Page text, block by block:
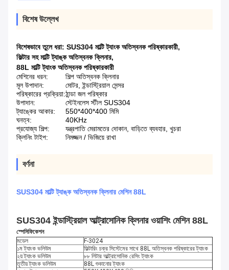
বিশেষ উল্লেখ
বিশেষভাবে তুলে ধরা: SUS304 মাল্টি ট্যাংক অতিস্বনক পরিষ্কারকারী,
ফিল্টার সহ মাল্টি ট্যাঙ্ক অতিস্বনক ক্লিনার,
88L মাল্টি ট্যাংক অতিস্বনক পরিষ্কারকারী
মেশিনের ধরন:
শিল্প অতিস্বনক ক্লিনার
মূল উপাদান:
মোটর, ইন্ডাস্ট্রিয়াল সেন্সর
পরিষ্কারের প্রক্রিয়া:ঠান্ডা জল পরিষ্কার
উপাদান:
স্টেইনলেস স্টীল SUS304
ট্যাঙ্কের আকার:
550*400*400 মিমি
ঘনত্ব:
40KHz
প্রযোজ্য শিল্প:
যন্ত্রপাতি মেরামতের দোকান, বাড়িতে ব্যবহার, খুচরা
ক্লিনিং টাইপ:
নিমজ্জন / ভিজিয়ে রাখা
বর্ণনা
SUS304 মাল্টি ট্যাঙ্ক অতিস্বনক ক্লিনার মেশিন 88L
SUS304 ইন্ডাস্ট্রিয়াল আল্ট্রাসোনিক ক্লিনার ওয়াশিং মেশিন 88L
স্পেসিফিকেশন
মডেল
F-3024
১ম ট্যাংক ভলিউম
ফিল্টারিং চক্র সিস্টেমের সাথে 88L অতিস্বনক পরিষ্কারের ট্যাংক
২য় ট্যাংক ভলিউম
৮৮ লিটার আল্ট্রাসোনিক রেসিং ট্যাংক
তৃতীয় ট্যাংক ভলিউম
88L শুকানোর ট্যাংক